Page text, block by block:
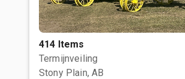
414 Items
Termijnveiling
Stony Plain, AB